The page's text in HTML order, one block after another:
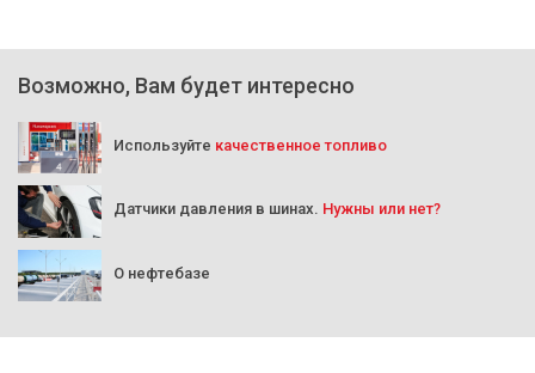
Возможно, Вам будет интересно
Используйте качественное топливо
Датчики давления в шинах. Нужны или нет?
О нефтебазе